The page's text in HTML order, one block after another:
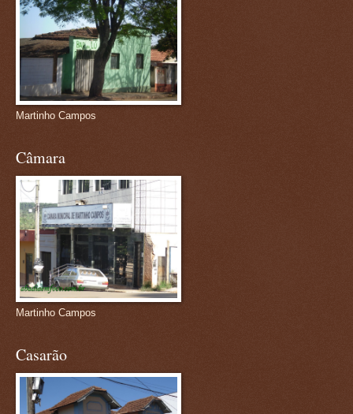
Martinho Campos
Câmara
Martinho Campos
Casarão